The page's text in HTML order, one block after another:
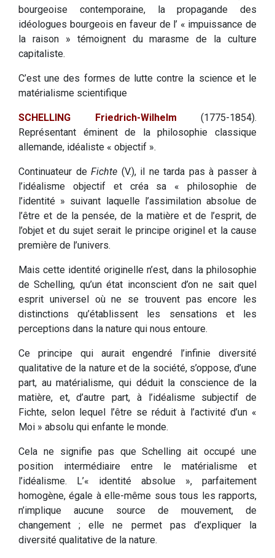
bourgeoise contemporaine, la propagande des
idéologues bourgeois en faveur de l’ « impuissance de
la raison » témoignent du marasme de la culture
capitaliste.
C’est une des formes de lutte contre la science et le
matérialisme scientifique
SCHELLING Friedrich-Wilhelm (1775-1854).
Représentant éminent de la philosophie classique
allemande, idéaliste « objectif ».
Continuateur de Fichte (V.), il ne tarda pas à passer à
l’idéalisme objectif et créa sa « philosophie de
l’identité » suivant laquelle l’assimilation absolue de
l’être et de la pensée, de la matière et de l’esprit, de
l’objet et du sujet serait le principe originel et la cause
première de l’univers.
Mais cette identité originelle n’est, dans la philosophie
de Schelling, qu’un état inconscient d’on ne sait quel
esprit universel où ne se trouvent pas encore les
distinctions qu’établissent les sensations et les
perceptions dans la nature qui nous entoure.
Ce principe qui aurait engendré l’infinie diversité
qualitative de la nature et de la société, s’oppose, d’une
part, au matérialisme, qui déduit la conscience de la
matière, et, d’autre part, à l’idéalisme subjectif de
Fichte, selon lequel l’être se réduit à l’activité d’un «
Moi » absolu qui enfante le monde.
Cela ne signifie pas que Schelling ait occupé une
position intermédiaire entre le matérialisme et
l’idéalisme. L’« identité absolue », parfaitement
homogène, égale à elle-même sous tous les rapports,
n’implique aucune source de mouvement, de
changement ; elle ne permet pas d’expliquer la
diversité qualitative de la nature.